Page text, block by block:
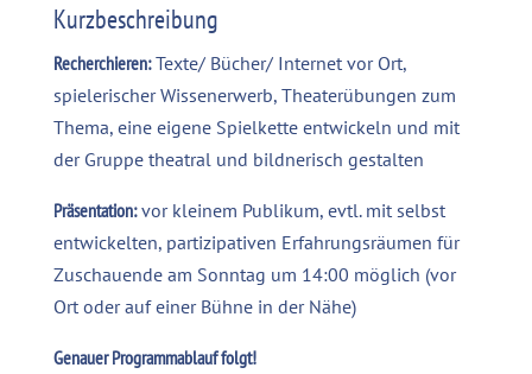
Kurzbeschreibung
Recherchieren:Texte/ Bücher/ Internet vor Ort,
spielerischer Wissenerwerb, Theaterübungen zum
Thema, eine eigene Spielkette entwickeln und mit
der Gruppe theatral und bildnerisch gestalten
Präsentation:vor kleinem Publikum, evtl. mit selbst
entwickelten, partizipativen Erfahrungsräumen für
Zuschauende am Sonntag um 14:00 möglich (vor
Ort oder auf einer Bühne in der Nähe)
Genauer Programmablauf folgt!